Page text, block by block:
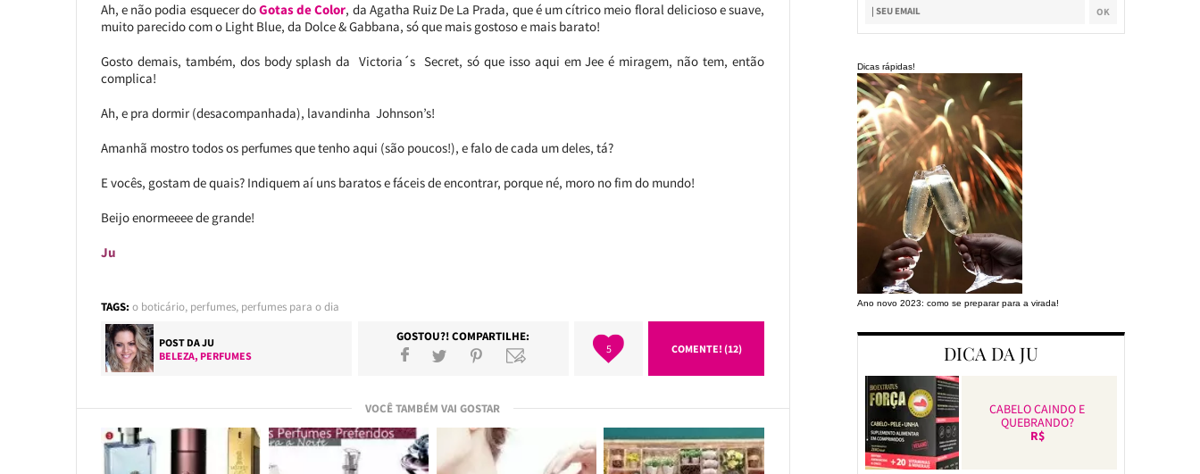
Ah, e não podia esquecer doGotas de Color, da Agatha Ruiz De La Prada, que é um cítrico meio floral delicioso e suave,
muito parecido com o Light Blue, da Dolce & Gabbana, só que mais gostoso e mais barato!
Gosto demais, também, dos body splash da Victoria´s Secret, só que isso aqui em Jee é miragem, não tem, então
complica!
Ah, e pra dormir (desacompanhada), lavandinha Johnson’s!
Amanhã mostro todos os perfumes que tenho aqui (são poucos!), e falo de cada um deles, tá?
E vocês, gostam de quais? Indiquem aí uns baratos e fáceis de encontrar, porque né, moro no fim do mundo!
Beijo enormeeee de grande!
Ju
TAGS: o boticário, perfumes, perfumes para o dia
POST DAJU
BELEZA, PERFUMES
GOSTOU?! COMPARTILHE:
5 COMENTE! (12)
VOCÊ TAMBÉM VAI GOSTAR
Dicas rápidas!
Ano novo 2023: como se preparar para a virada!
DICA DA JU
CABELO CAINDO E
QUEBRANDO?
R$